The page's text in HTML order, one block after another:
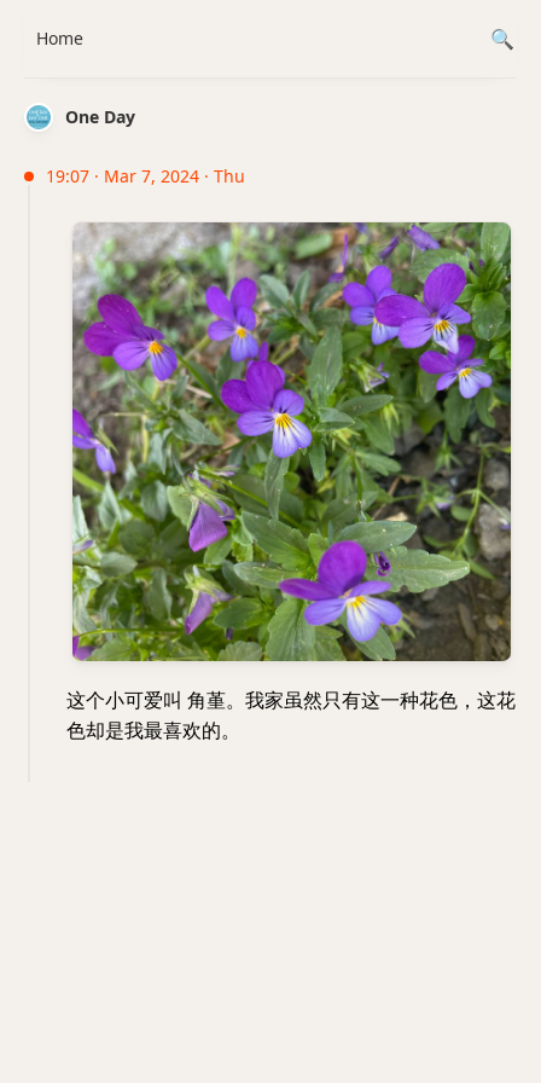
One Day
19:07 · Mar 7, 2024 · Thu
这个小可爱叫 角堇。我家虽然只有这一种花色，这花
色却是我最喜欢的。
Home